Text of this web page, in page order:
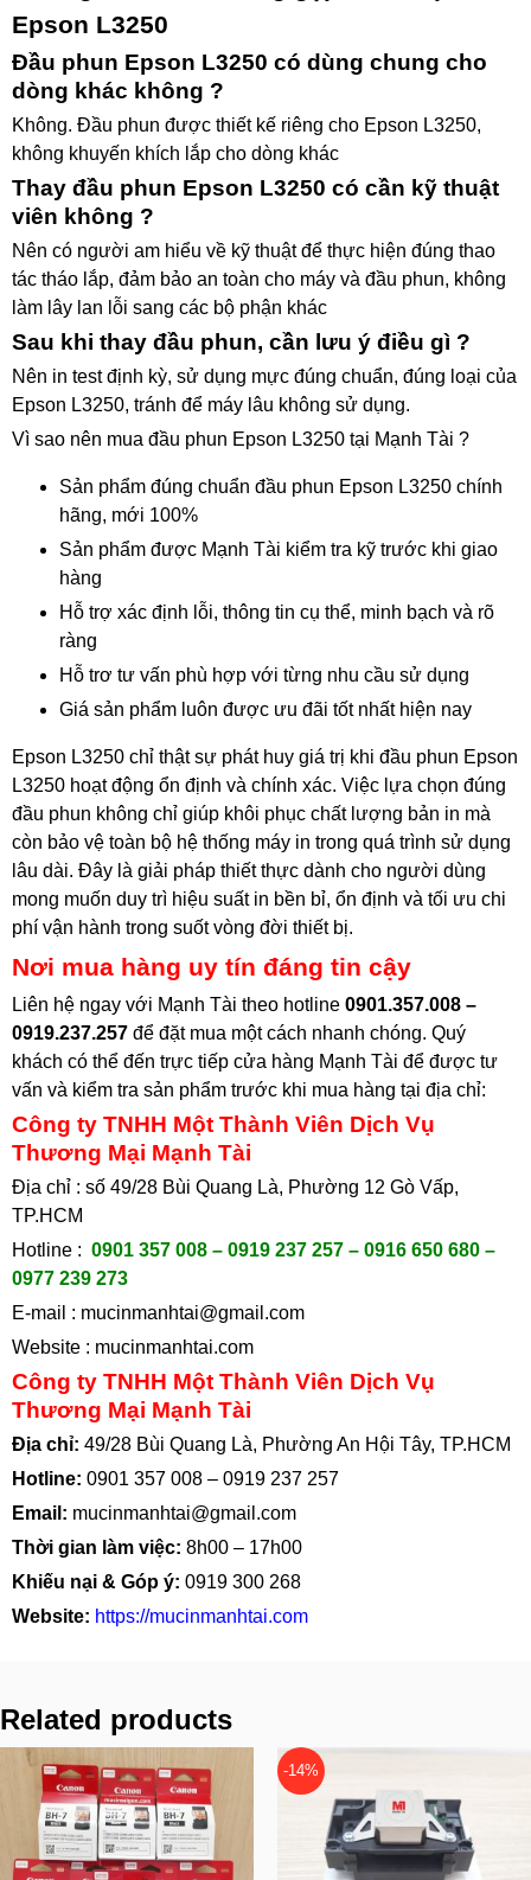
Epson L3250
Đầu phun Epson L3250 có dùng chung cho
dòng khác không ?
Không. Đầu phun được thiết kế riêng cho Epson L3250,
không khuyến khích lắp cho dòng khác
Thay đầu phun Epson L3250 có cần kỹ thuật
viên không ?
Nên có người am hiểu về kỹ thuật để thực hiện đúng thao
tác tháo lắp, đảm bảo an toàn cho máy và đầu phun, không
làm lây lan lỗi sang các bộ phận khác
Sau khi thay đầu phun, cần lưu ý điều gì ?
Nên in test định kỳ, sử dụng mực đúng chuẩn, đúng loại của
Epson L3250, tránh để máy lâu không sử dụng.
Vì sao nên mua đầu phun Epson L3250 tại Mạnh Tài ?
Sản phẩm đúng chuẩn đầu phun Epson L3250 chính
hãng, mới 100%
Sản phẩm được Mạnh Tài kiểm tra kỹ trước khi giao
hàng
Hỗ trợ xác định lỗi, thông tin cụ thể, minh bạch và rõ
ràng
Hỗ trơ tư vấn phù hợp với từng nhu cầu sử dụng
Giá sản phẩm luôn được ưu đãi tốt nhất hiện nay
Epson L3250 chỉ thật sự phát huy giá trị khi đầu phun Epson
L3250 hoạt động ổn định và chính xác. Việc lựa chọn đúng
đầu phun không chỉ giúp khôi phục chất lượng bản in mà
còn bảo vệ toàn bộ hệ thống máy in trong quá trình sử dụng
lâu dài. Đây là giải pháp thiết thực dành cho người dùng
mong muốn duy trì hiệu suất in bền bỉ, ổn định và tối ưu chi
phí vận hành trong suốt vòng đời thiết bị.
Nơi mua hàng uy tín đáng tin cậy
Liên hệ ngay với Mạnh Tài theo hotline 0901.357.008 –
0919.237.257 để đặt mua một cách nhanh chóng. Quý
khách có thể đến trực tiếp cửa hàng Mạnh Tài để được tư
vấn và kiểm tra sản phẩm trước khi mua hàng tại địa chỉ:
Công ty TNHH Một Thành Viên Dịch Vụ
Thương Mại Mạnh Tài
Địa chỉ : số 49/28 Bùi Quang Là, Phường 12 Gò Vấp,
TP.HCM
Hotline : 0901 357 008 – 0919 237 257 – 0916 650 680 –
0977 239 273
E-mail : mucinmanhtai@gmail.com
Website : mucinmanhtai.com
Công ty TNHH Một Thành Viên Dịch Vụ
Thương Mại Mạnh Tài
Địa chỉ: 49/28 Bùi Quang Là, Phường An Hội Tây, TP.HCM
Hotline: 0901 357 008 – 0919 237 257
Email: mucinmanhtai@gmail.com
Thời gian làm việc: 8h00 – 17h00
Khiếu nại & Góp ý: 0919 300 268
Website: https://mucinmanhtai.com
Related products
-14%